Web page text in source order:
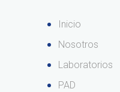
Inicio
Nosotros
Laboratorios
PAD